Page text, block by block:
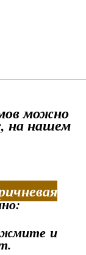
можно
на нашем
жмите и